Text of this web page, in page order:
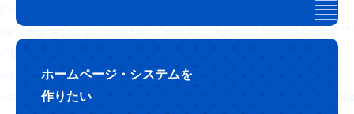
ホームページ・システムを
作りたい
</script>
<script type='text/javascript' src='https://hajimecreate.com/wp-